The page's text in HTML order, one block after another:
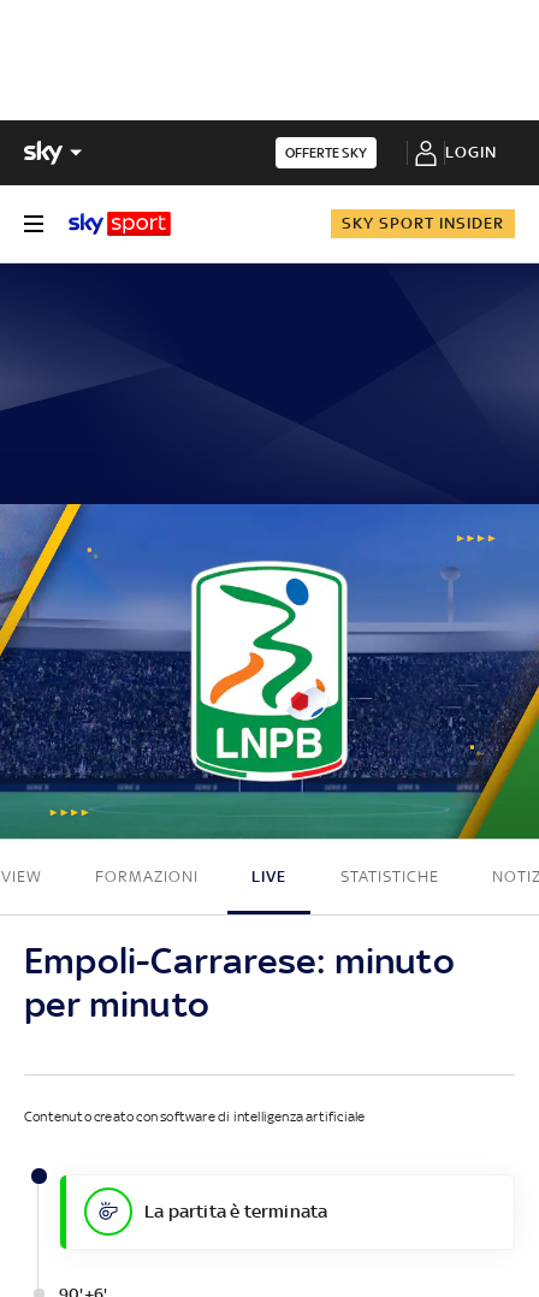
OFFERTE SKY LOGIN
SKY SPORT INSIDER
2 - 2
FORMAZIONI LIVE STATISTICHE
Empoli-Carrarese: minuto
per minuto
Contenuto creato con software di intelligenza artificiale
La partita è terminata